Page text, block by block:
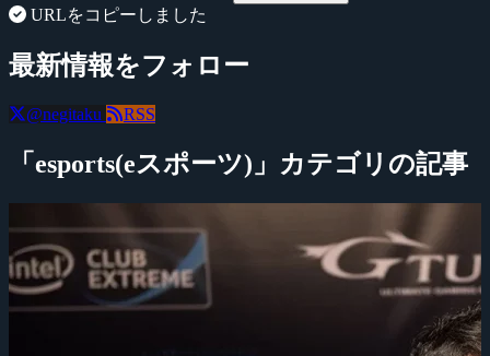
URLをコピーしました
最新情報をフォロー
@negitaku RSS
「esports(eスポーツ)」カテゴリの記事